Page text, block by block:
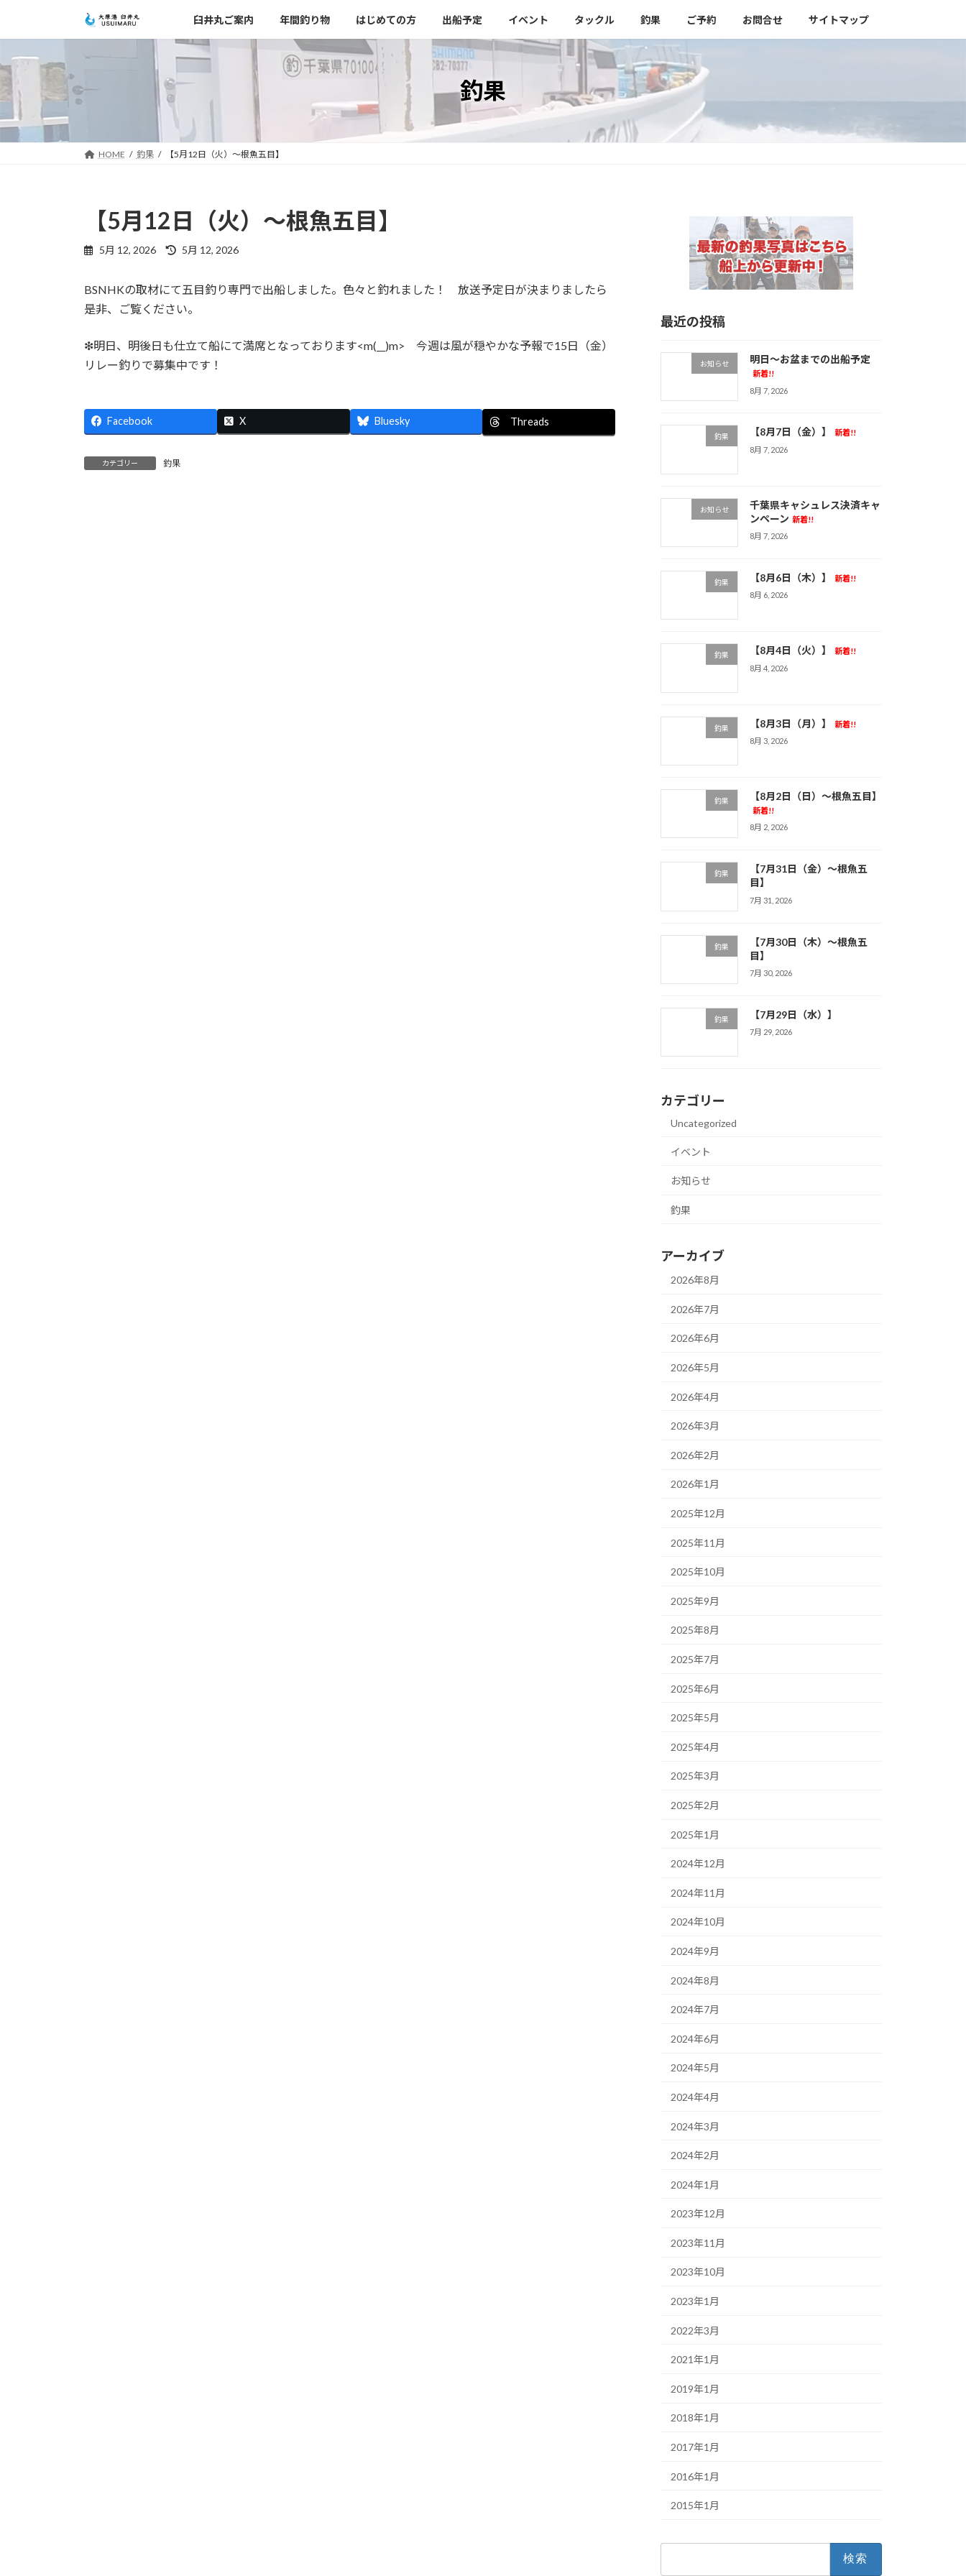
テ
ン
ツ
へ
キ
ッ
ゲ
ー
シ
ョ
に
移
臼井丸ご案内 年間釣り物 はじめての方 出船予定 イベント タックル 釣果 ご予約 お問合せ サイトマップ
釣果
HOME 釣果 【5月12日（火）～根魚五目】
【5月12日（火）～根魚五目】
5月 12, 2026
最
新
日
5月 12, 2026
BSNHKの取材にて五目釣り専門で出船しました。色々と釣れました！ 放送予定日が決まりましたら
是非、ご覧ください。
❇明日、明後日も仕立て船にて満席となっております<m(__)m> 今週は風が穏やかな予報で15日（金）
リレー釣りで募集中です！
Facebook X Bluesky Threads
カテゴリー 釣果
最近の投稿
お知らせ 明日～お盆までの出船予定
新着!!
8月 7, 2026
釣果 【8月7日（金）】
新着!!
8月 7, 2026
お知らせ
千葉県キャシュレス決済キャ
ンペーン 新着!!
8月 7, 2026
釣果 【8月6日（木）】
新着!!
8月 6, 2026
釣果 【8月4日（火）】
新着!!
8月 4, 2026
釣果 【8月3日（月）】
新着!!
8月 3, 2026
釣果 【8月2日（日）～根魚五目】
新着!!
8月 2, 2026
釣果
【7月31日（金）～根魚五
目】
7月 31, 2026
釣果
【7月30日（木）～根魚五
目】
7月 30, 2026
釣果 【7月29日（水）】
7月 29, 2026
カテゴリー
Uncategorized
イベント
お知らせ
釣果
アーカイブ
2026年8月
2026年7月
2026年6月
2026年5月
2026年4月
2026年3月
2026年2月
2026年1月
2025年12月
2025年11月
2025年10月
2025年9月
2025年8月
2025年7月
2025年6月
2025年5月
2025年4月
2025年3月
2025年2月
2025年1月
2024年12月
2024年11月
2024年10月
2024年9月
2024年8月
2024年7月
2024年6月
2024年5月
2024年4月
2024年3月
2024年2月
2024年1月
2023年12月
2023年11月
2023年10月
2023年1月
2022年3月
2021年1月
2019年1月
2018年1月
2017年1月
2016年1月
2015年1月